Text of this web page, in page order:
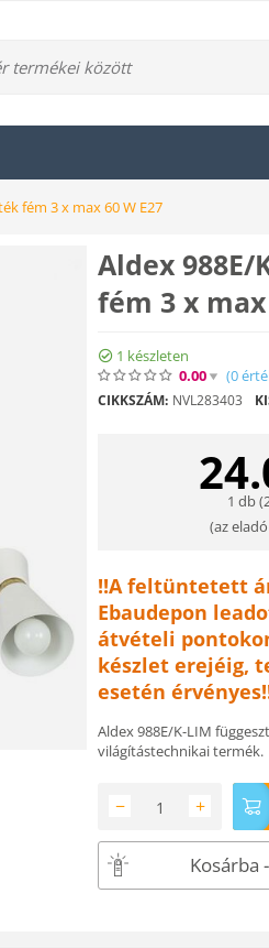
fém 3 x max 60 W E27
Aldex 988E/
fém 3 x max
1 készleten
0.00
(0
CIKKSZÁM: NVL283403
1 db (
(az
!!A feltüntetett
Ebaudepon
átvételi
készlet erejéig,
esetén
Aldex 988E/K-LIM
világítástechnikai termék.
+
−
Kosárba